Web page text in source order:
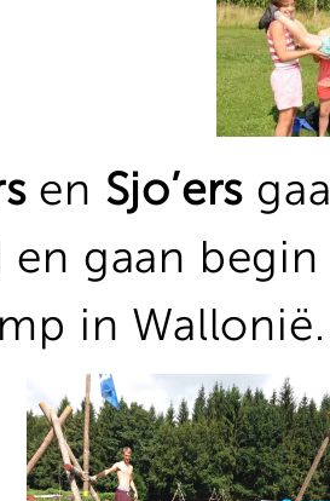
en Sjo’ers
gaan
in Wallonië.